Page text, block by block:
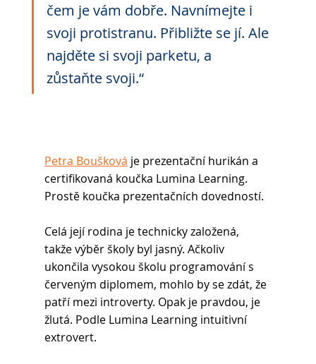
čem je vám dobře. Navnímejte i
svoji protistranu. Přibližte se jí. Ale
najděte si svoji parketu, a
zůstaňte svoji.“
Petra Boušková je prezentační hurikán a
certifikovaná koučka Lumina Learning.
Prostě koučka prezentačních dovedností.
Celá její rodina je technicky založená,
takže výběr školy byl jasný. Ačkoliv
ukončila vysokou školu programování s
červeným diplomem, mohlo by se zdát, že
patří mezi introverty. Opak je pravdou, je
žlutá. Podle Lumina Learning intuitivní
extrovert.